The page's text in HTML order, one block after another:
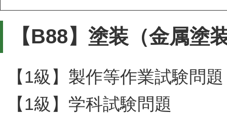
【B88】塗装（金属塗
【1級】製作等作業試験問題
【1級】学科試験問題